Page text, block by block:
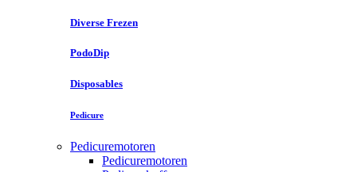
Diverse Frezen
PodoDip
Disposables
Pedicure
Pedicuremotoren
Pedicuremotoren